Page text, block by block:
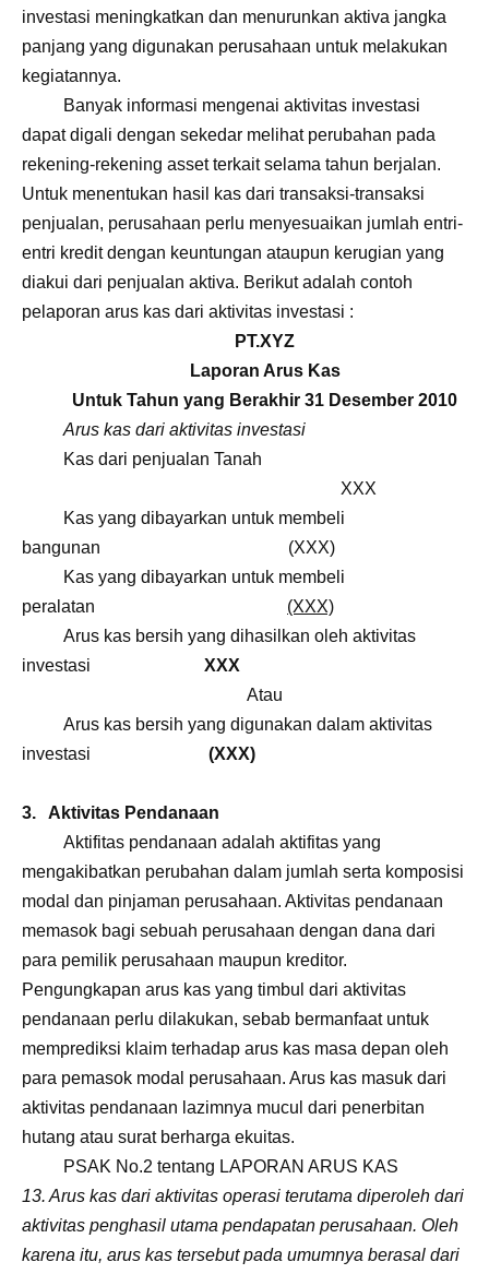
investasi meningkatkan dan menurunkan aktiva jangka
panjang yang digunakan perusahaan untuk melakukan
kegiatannya.
Banyak informasi mengenai aktivitas investasi
dapat digali dengan sekedar melihat perubahan pada
rekening-rekening asset terkait selama tahun berjalan.
Untuk menentukan hasil kas dari transaksi-transaksi
penjualan, perusahaan perlu menyesuaikan jumlah entri-
entri kredit dengan keuntungan ataupun kerugian yang
diakui dari penjualan aktiva. Berikut adalah contoh
pelaporan arus kas dari aktivitas investasi :
PT.XYZ
Laporan Arus Kas
Untuk Tahun yang Berakhir 31 Desember 2010
Arus kas dari aktivitas investasi
Kas dari penjualan Tanah
XXX
Kas yang dibayarkan untuk membeli
bangunan (XXX)
Kas yang dibayarkan untuk membeli
peralatan (XXX)
Arus kas bersih yang dihasilkan oleh aktivitas
investasi XXX
Atau
Arus kas bersih yang digunakan dalam aktivitas
investasi (XXX)
3. Aktivitas Pendanaan
Aktifitas pendanaan adalah aktifitas yang
mengakibatkan perubahan dalam jumlah serta komposisi
modal dan pinjaman perusahaan. Aktivitas pendanaan
memasok bagi sebuah perusahaan dengan dana dari
para pemilik perusahaan maupun kreditor.
Pengungkapan arus kas yang timbul dari aktivitas
pendanaan perlu dilakukan, sebab bermanfaat untuk
memprediksi klaim terhadap arus kas masa depan oleh
para pemasok modal perusahaan. Arus kas masuk dari
aktivitas pendanaan lazimnya mucul dari penerbitan
hutang atau surat berharga ekuitas.
PSAK No.2 tentang LAPORAN ARUS KAS
13. Arus kas dari aktivitas operasi terutama diperoleh dari
aktivitas penghasil utama pendapatan perusahaan. Oleh
karena itu, arus kas tersebut pada umumnya berasal dari